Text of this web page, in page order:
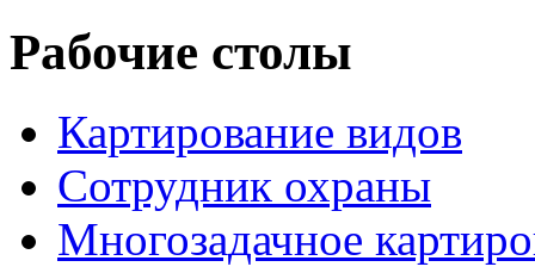
Рабочие столы
Картирование видов
Сотрудник охраны
Многозадачное